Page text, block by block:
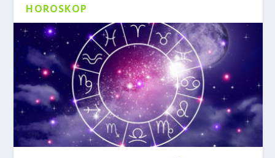
HOROSKOP